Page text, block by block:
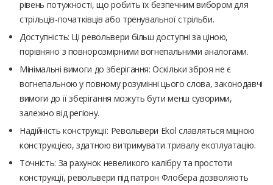
рівень потужності, що робить їх безпечним вибором для
стрільців-початківців або тренувальної стрільби.
Доступність: Ці револьвери більш доступні за ціною,
порівняно з повнорозмірними вогнепальними аналогами.
Мінімальні вимоги до зберігання: Оскільки зброя не є
вогнепальною у повному розумінні цього слова, законодавчі
вимоги до її зберігання можуть бути менш суворими,
залежно від регіону.
Надійність конструкції: Револьвери Ekol славляться міцною
конструкцією, здатною витримувати тривалу експлуатацію.
Точність: За рахунок невеликого калібру та простоти
конструкції, револьвери під патрон Флобера дозволяють